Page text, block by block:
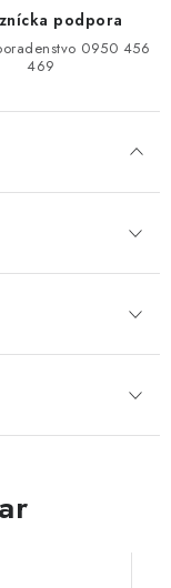
podpora
0950 456
469